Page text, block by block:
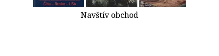
Navštív obchod